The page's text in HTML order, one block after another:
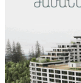
են,
թատրոն. Աննա
օրակարգ